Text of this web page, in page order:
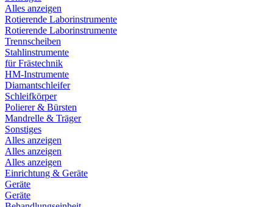
Alles anzeigen
Rotierende Laborinstrumente
Rotierende Laborinstrumente
Trennscheiben
Stahlinstrumente
für Frästechnik
HM-Instrumente
Diamantschleifer
Schleifkörper
Polierer & Bürsten
Mandrelle & Träger
Sonstiges
Alles anzeigen
Alles anzeigen
Alles anzeigen
Einrichtung & Geräte
Geräte
Geräte